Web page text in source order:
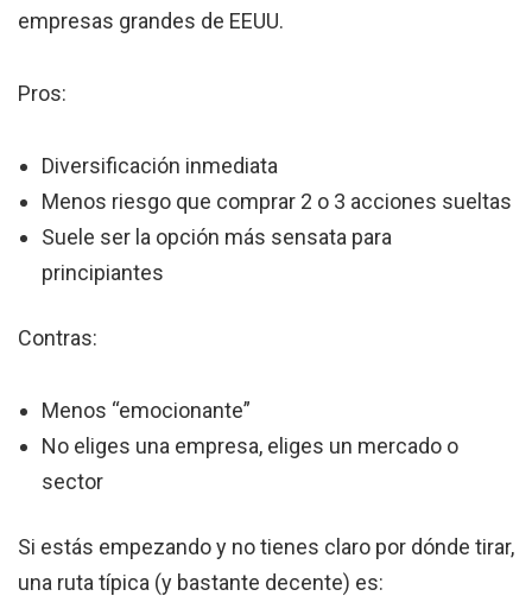
empresas grandes de EEUU.
Pros:
Diversificación inmediata
Menos riesgo que comprar 2 o 3 acciones sueltas
Suele ser la opción más sensata para
principiantes
Contras:
Menos “emocionante”
No eliges una empresa, eliges un mercado o
sector
Si estás empezando y no tienes claro por dónde tirar,
una ruta típica (y bastante decente) es: